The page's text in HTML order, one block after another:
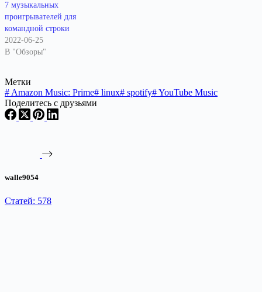
7 музыкальных
проигрывателей для
командной строки
2022-06-25
В "Обзоры"
Метки
# Amazon Music: Prime# linux# spotify#YouTube Music
Поделитесь с друзьями
walle9054
Статей: 578